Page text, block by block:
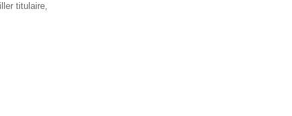
titulaire,